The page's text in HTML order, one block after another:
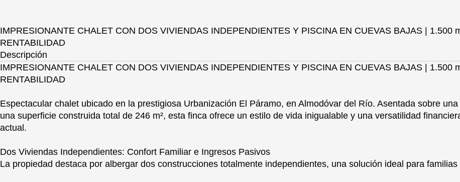
IMPRESIONANTE CHALET CON DOS VIVIENDAS INDEPENDIENTES Y PISCINA EN CUEVAS BAJAS | 1.500
RENTABILIDAD
Descripción
IMPRESIONANTE CHALET CON DOS VIVIENDAS INDEPENDIENTES Y PISCINA EN CUEVAS BAJAS | 1.500
RENTABILIDAD
Espectacular chalet ubicado en la prestigiosa Urbanización El Páramo, en Almodóvar del Río. Asentada sobre
una superficie construida total de 246 m², esta finca ofrece un estilo de vida inigualable y una versatilidad
actual.
Dos Viviendas Independientes: Confort Familiar e Ingresos Pasivos
La propiedad destaca por albergar dos construcciones totalmente independientes, una solución ideal para